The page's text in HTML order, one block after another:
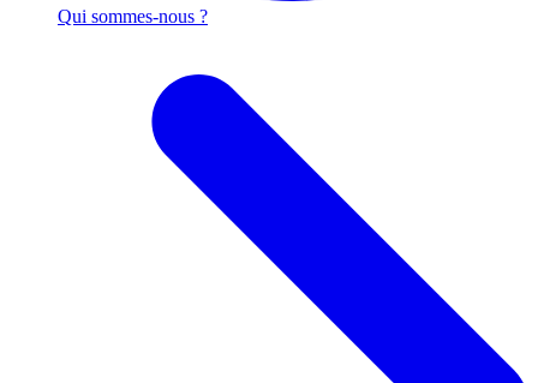
Qui sommes-nous ?